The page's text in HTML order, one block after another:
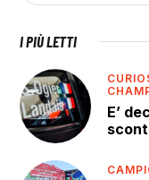
I PIÙ LETTI
E’